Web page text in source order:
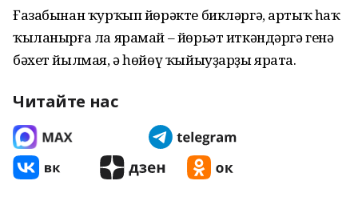
Ғазабынан ҡурҡып йөрәкте бикләргә, артыҡ һаҡ
ҡыланырға ла ярамай – йөрьәт иткәндәргә генә
бәхет йылмая, ә һөйөү ҡыйыуҙарҙы ярата.
Читайте нас